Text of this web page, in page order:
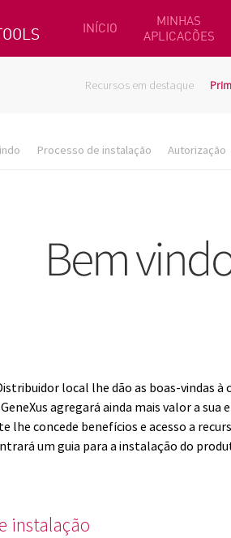
INÍCIO
MINHAS
APLICACÕES
Recursos em destaque
Processo de instalação Autorização
local lhe dão as boas-vindas à
agregará ainda mais valor a
lhe concede benefícios e acesso a
um guia para a instalação do
instalação